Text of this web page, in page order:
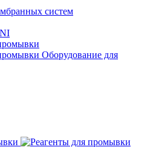
систем
Оборудование для